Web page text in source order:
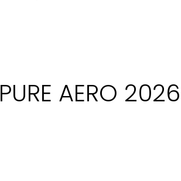
PURE AERO 2026